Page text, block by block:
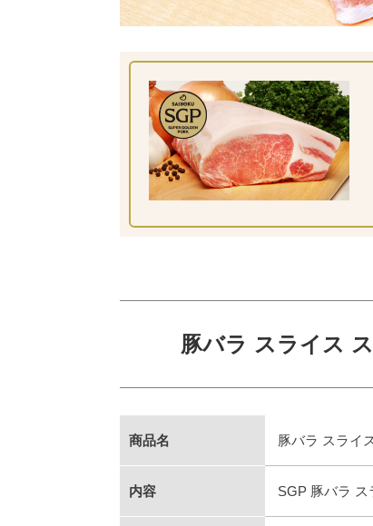
豚バラ スライス
商品名 豚バラ スライ
内容 SGP 豚バラ